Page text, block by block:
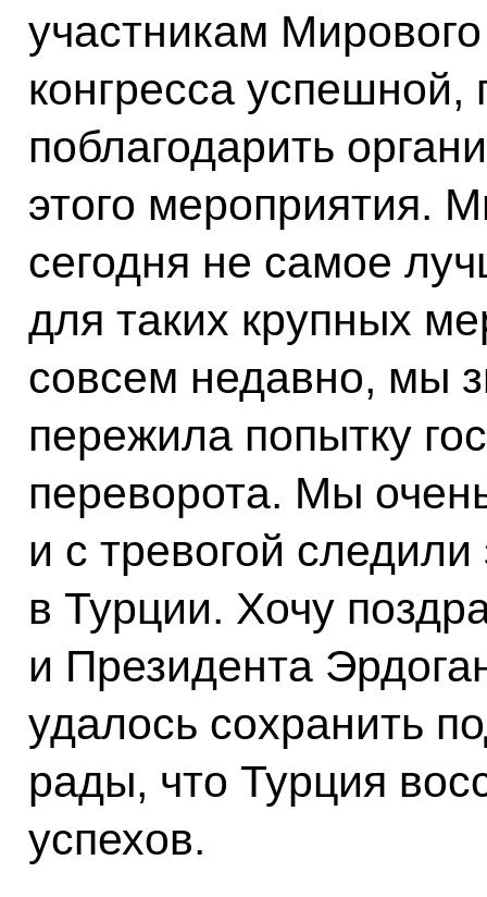
участникам Мирового
конгресса успешной,
поблагодарить
этого мероприятия.
сегодня не самое
для таких крупных
совсем недавно, мы
пережила попытку
переворота. Мы
и с тревогой
в Турции. Хочу
и Президента
удалось сохранить
рады, что Турция
успехов.